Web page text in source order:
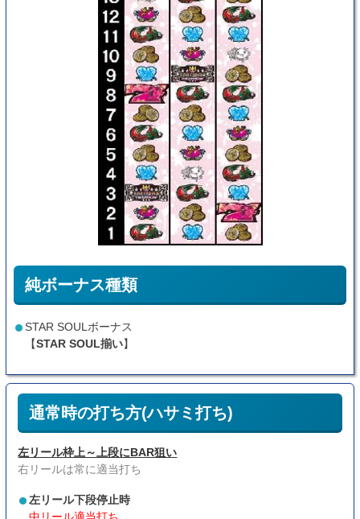
純ボーナス種類
STAR SOULボーナス
【STAR SOUL揃い】
通常時の打ち方(ハサミ打ち)
左リール枠上～上段にBAR狙い
右リールは常に適当打ち
左リール下段停止時
中リール適当打ち